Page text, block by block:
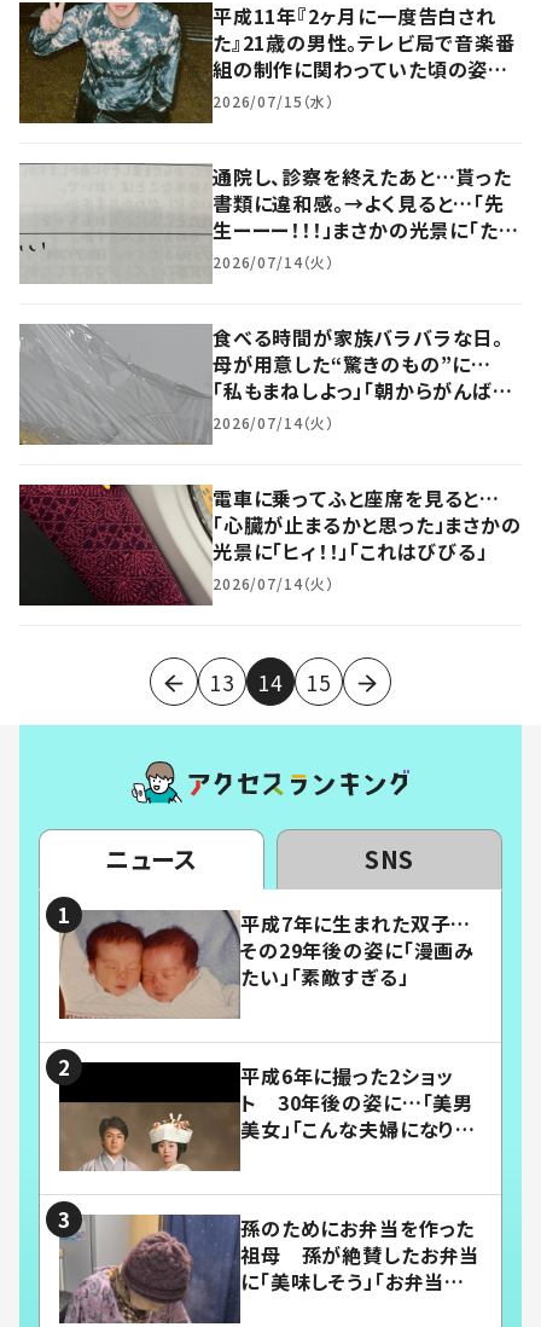
平成11年『2ヶ月に一度告白され
た』21歳の男性。テレビ局で音楽番
組の制作に関わっていた頃の姿に
「これはホレる」
2026/07/15（水）
通院し、診察を終えたあと…貰った
書類に違和感。→よく見ると…「先
生ーーー！！！」まさかの光景に「たま
らんww」「たった4文字なのに」
2026/07/14（火）
食べる時間が家族バラバラな日。
母が用意した“驚きのもの”に…
「私もまねしよっ」「朝からがんばれ
そう」「愛がこもってる」
2026/07/14（火）
電車に乗ってふと座席を見ると…
「心臓が止まるかと思った」まさかの
光景に「ヒィ！！」「これはびびる」
2026/07/14（火）
13 14 15
ニュース SNS
平成7年に生まれた双子…
その29年後の姿に「漫画み
たい」「素敵すぎる」
平成6年に撮った2ショッ
ト 30年後の姿に…「美男
美女」「こんな夫婦になりた
孫のためにお弁当を作った
祖母 孫が絶賛したお弁当
に「美味しそう」「お弁当すご